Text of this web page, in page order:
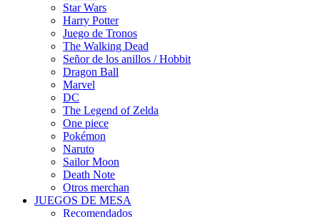
Star Wars
Harry Potter
Juego de Tronos
The Walking Dead
Señor de los anillos / Hobbit
Dragon Ball
Marvel
DC
The Legend of Zelda
One piece
Pokémon
Naruto
Sailor Moon
Death Note
Otros merchan
JUEGOS DE MESA
Recomendados